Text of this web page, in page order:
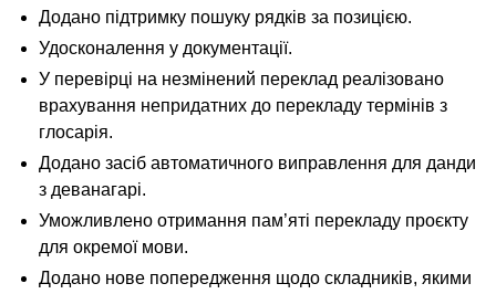
Додано підтримку пошуку рядків за позицією.
Удосконалення у документації.
У перевірці на незмінений переклад реалізовано
врахування непридатних до перекладу термінів з
глосарія.
Додано засіб автоматичного виправлення для данди
з деванагарі.
Уможливлено отримання пам’яті перекладу проєкту
для окремої мови.
Додано нове попередження щодо складників, якими